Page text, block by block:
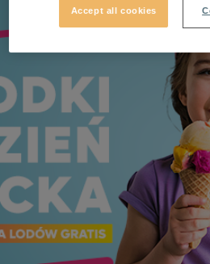
Accept all cookies